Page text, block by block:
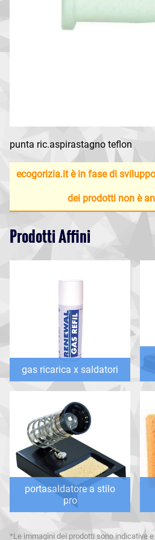
punta ric.aspirastagno teflon
ecogorizia.it è in fase di
dei prodotti non è
Prodotti Affini
gas ricarica x saldatori
portasaldatore a stilo
pro
*Le immagini dei prodotti sono indicative